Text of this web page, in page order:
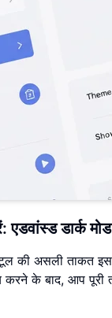
डार्क
की असली ताकत
करने के बाद, आप